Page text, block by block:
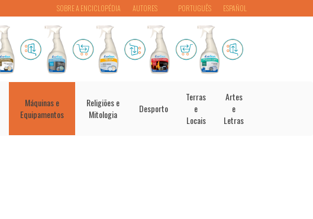
PORTUGUÊS ESPAÑOL
SOBRE A ENCICLOPÉDIA AUTORES
Máquinas e
Equipamentos
Religiões e
Mitologia
Desporto
Terras
e
Locais
Artes
e
Letras